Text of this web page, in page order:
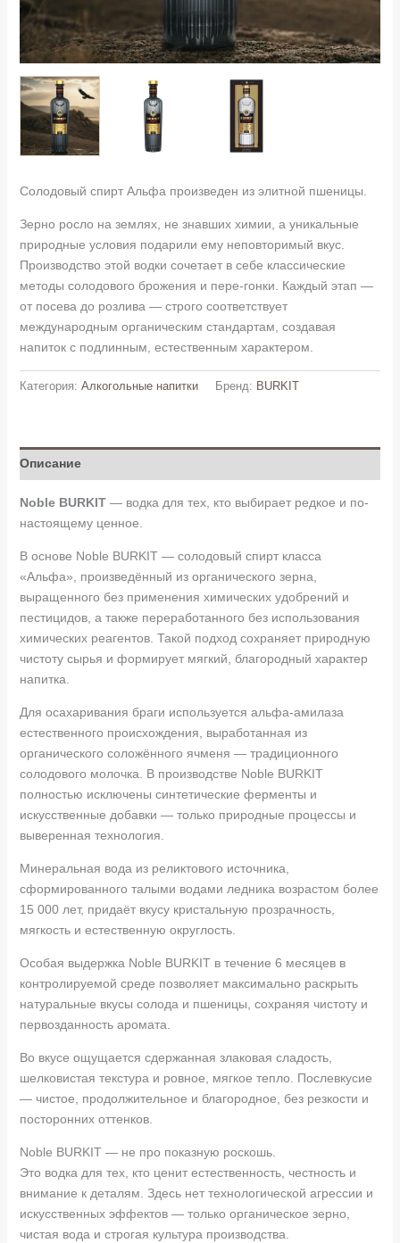
Солодовый спирт Альфа произведен из элитной пшеницы.
Зерно росло на землях, не знавших химии, а уникальные
природные условия подарили ему неповторимый вкус.
Производство этой водки сочетает в себе классические
методы солодового брожения и пере-гонки. Каждый этап —
от посева до розлива — строго соответствует
международным органическим стандартам, создавая
напиток с подлинным, естественным характером.
Категория: Алкогольные напитки Бренд: BURKIT
Описание
Noble BURKIT— водка для тех, кто выбирает редкое и по-
настоящему ценное.
В основе Noble BURKIT — солодовый спирт класса
«Альфа», произведённый из органического зерна,
выращенного без применения химических удобрений и
пестицидов, а также переработанного без использования
химических реагентов. Такой подход сохраняет природную
чистоту сырья и формирует мягкий, благородный характер
напитка.
Для осахаривания браги используется альфа-амилаза
естественного происхождения, выработанная из
органического соложённого ячменя — традиционного
солодового молочка. В производстве Noble BURKIT
полностью исключены синтетические ферменты и
искусственные добавки — только природные процессы и
выверенная технология.
Минеральная вода из реликтового источника,
сформированного талыми водами ледника возрастом более
15 000 лет, придаёт вкусу кристальную прозрачность,
мягкость и естественную округлость.
Особая выдержка Noble BURKIT в течение 6 месяцев в
контролируемой среде позволяет максимально раскрыть
натуральные вкусы солода и пшеницы, сохраняя чистоту и
первозданность аромата.
Во вкусе ощущается сдержанная злаковая сладость,
шелковистая текстура и ровное, мягкое тепло. Послевкусие
— чистое, продолжительное и благородное, без резкости и
посторонних оттенков.
Noble BURKIT — не про показную роскошь.
Это водка для тех, кто ценит естественность, честность и
внимание к деталям. Здесь нет технологической агрессии и
искусственных эффектов — только органическое зерно,
чистая вода и строгая культура производства.